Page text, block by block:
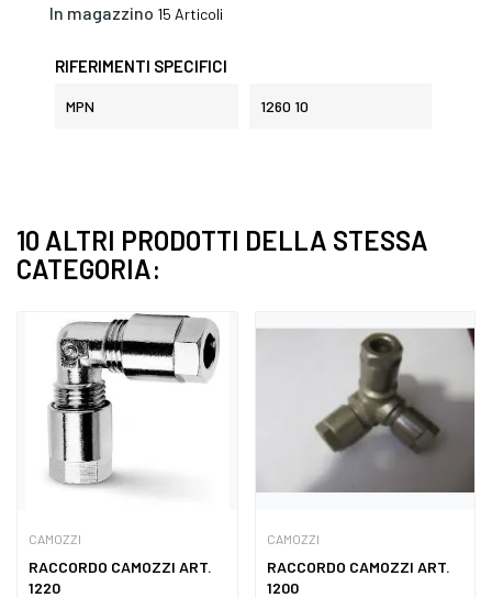
In magazzino 15 Articoli
RIFERIMENTI SPECIFICI
MPN 1260 10
10 ALTRI PRODOTTI DELLA STESSA
CATEGORIA:
CAMOZZI
RACCORDO CAMOZZI ART.
1220
CAMOZZI
RACCORDO CAMOZZI ART.
1200